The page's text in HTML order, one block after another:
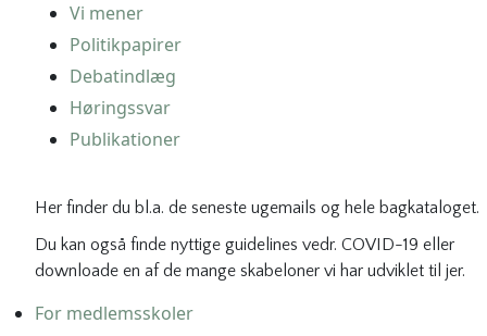
Vi mener
Politikpapirer
Debatindlæg
Høringssvar
Publikationer
Her finder du bl.a. de seneste ugemails og hele bagkataloget.
Du kan også finde nyttige guidelines vedr. COVID-19 eller
downloade en af de mange skabeloner vi har udviklet til jer.
For medlemsskoler